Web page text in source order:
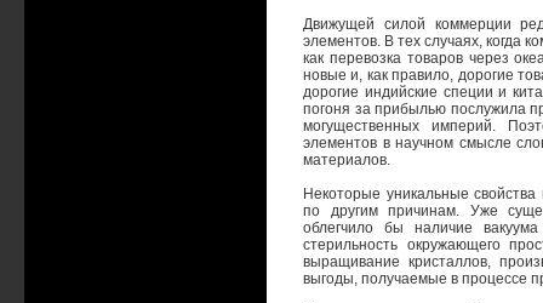
Движущей силой коммерции
элементов. В тех случаях, когда
как перевозка товаров через
новые и, как правило, дорогие
дорогие индийские специи и
погоня за прибылью послужила
могущественных империй.
элементов в научном смысле
материалов.
Некоторые уникальные
по другим причинам. Уже
облегчило бы наличие
стерильность окружающего
выращивание кристаллов,
выгоды, получаемые в процессе